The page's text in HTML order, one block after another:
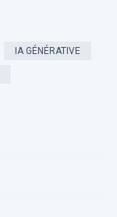
IA GÉNÉRATIVE